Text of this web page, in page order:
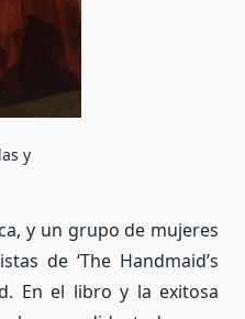
y
y un grupo de mujeres
de ‘The Handmaid’s
En el libro y la exitosa